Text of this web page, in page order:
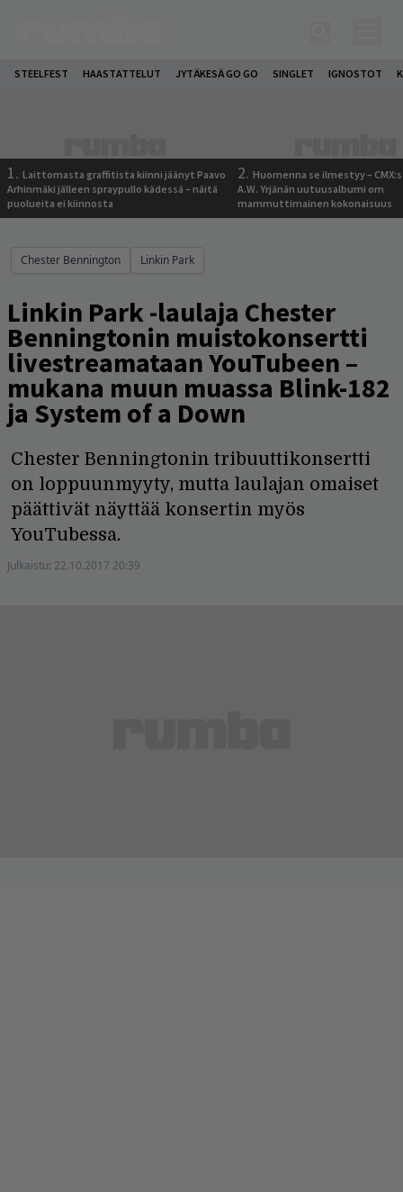
STEELFEST HAASTATTELUT JYTÄKESÄ GO GO SINGLET IGNOSTOT
1. Laittomasta graffitista kiinni jäänyt Paavo
Arhinmäki jälleen spraypullo kädessä – näitä
puolueita ei kiinnosta
2. Huomenna se ilmestyy –
A.W. Yrjänän uutuusalbumi om
mammuttimainen kokonaisuus
Chester Bennington Linkin Park
Linkin Park -laulaja Chester
Benningtonin muistokonsertti
livestreamataan YouTubeen –
mukana muun muassa Blink-182
ja System of a Down
Chester Benningtonin tribuuttikonsertti
on loppuunmyyty, mutta laulajan omaiset
päättivät näyttää konsertin myös
YouTubessa.
Julkaistu: 22.10.2017 20:39